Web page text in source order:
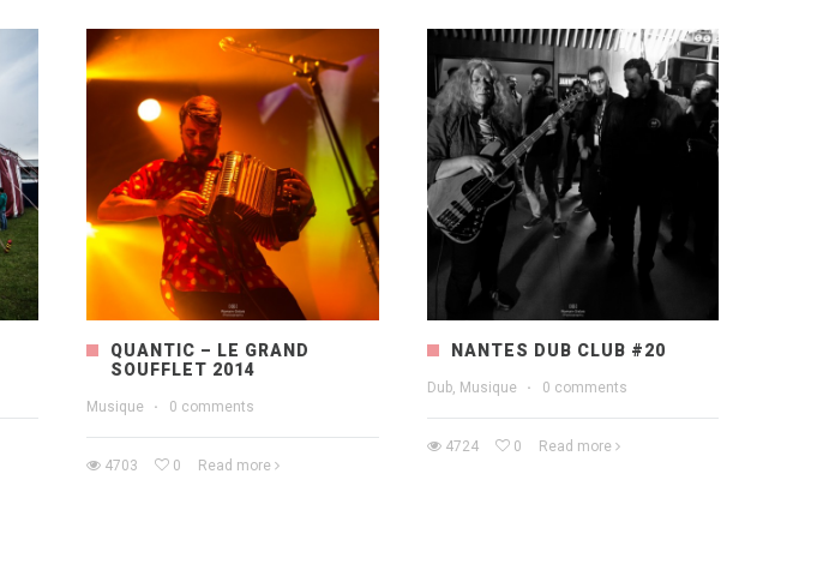
QUANTIC – LE GRAND
SOUFFLET 2014
Musique · 0 comments
4703 0 Read more
NANTES DUB CLUB #20
Dub, Musique · 0 comments
4724 0 Read more